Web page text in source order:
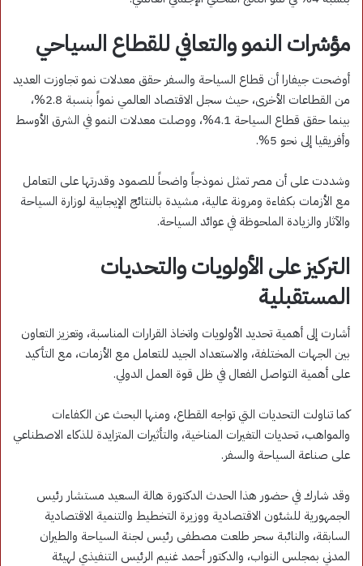
مؤشرات النمو والتعافي للقطاع السياحي
أوضحت جيفارا أن قطاع السياحة والسفر حقق معدلات نمو تجاوزت العديد
من القطاعات الأخرى، حيث سجل الاقتصاد العالمي نمواً بنسبة 2.8%،
بينما حقق قطاع السياحة 4.1%، ووصلت معدلات النمو في الشرق الأوسط
وأفريقيا إلى نحو 5%.
وشددت على أن مصر تمثل نموذجاً واضحاً للصمود وقدرتها على التعامل
مع الأزمات بكفاءة ومرونة عالية، مشيدة بالنتائج الإيجابية لوزارة السياحة
والآثار والزيادة الملحوظة في عوائد السياحة.
التركيز على الأولويات والتحديات
المستقبلية
أشارت إلى أهمية تحديد الأولويات واتخاذ القرارات المناسبة، وتعزيز التعاون
بين الجهات المختلفة، والاستعداد الجيد للتعامل مع الأزمات، مع التأكيد
على أهمية التواصل الفعال في ظل قوة العمل الدولي.
كما تناولت التحديات التي تواجه القطاع، ومنها البحث عن الكفاءات
والمواهب، تحديات التغيرات المناخية، والتأثيرات المتزايدة للذكاء الاصطناعي
على صناعة السياحة والسفر.
وقد شارك في حضور هذا الحدث الدكتورة هالة السعيد مستشار رئيس
الجمهورية للشئون الاقتصادية ووزيرة التخطيط والتنمية الاقتصادية
السابقة، والنائبة سحر طلعت مصطفى رئيس لجنة السياحة والطيران
المدني بمجلس النواب، والدكتور أحمد غنيم الرئيس التنفيذي لهيئة